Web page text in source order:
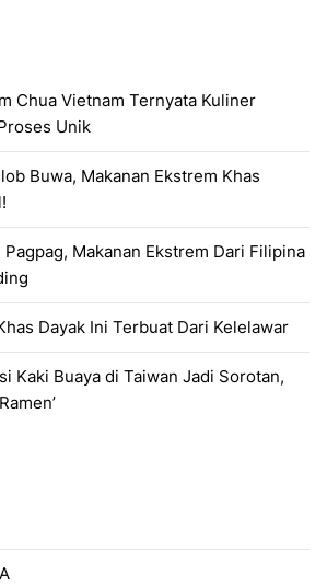
Chua Vietnam Ternyata Kuliner
Unik
Buwa, Makanan Ekstrem Khas
Makanan Ekstrem Dari Filipina
Dayak Ini Terbuat Dari Kelelawar
Kaki Buaya di Taiwan Jadi Sorotan,